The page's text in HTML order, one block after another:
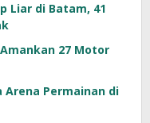
Liar di Batam, 41
27 Motor
Arena Permainan di